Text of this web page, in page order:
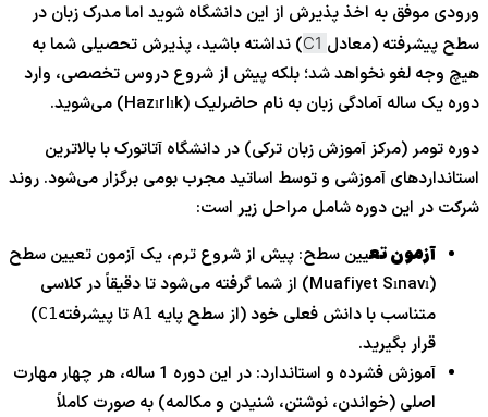
ورودی موفق به اخذ پذیرش از این دانشگاه شوید اما مدرک زبان در
سطح پیشرفته (معادل
) نداشته باشید، پذیرش تحصیلی شما به
هیچ وجه لغو نخواهد شد؛ بلکه پیش از شروع دروس تخصصی، وارد
دوره یک ساله آمادگی زبان به نام حاضرلیک (Hazırlık) می‌شوید.
دوره تومر (مرکز آموزش زبان ترکی) در دانشگاه آتاتورک با بالاترین
استانداردهای آموزشی و توسط اساتید مجرب بومی برگزار می‌شود. روند
شرکت در این دوره شامل مراحل زیر است:
آزمون تعیین سطح: پیش از شروع ترم، یک آزمون تعیین سطح
(Muafiyet Sınavı) از شما گرفته می‌شود تا دقیقاً در کلاسی
متناسب با دانش فعلی خود (از سطح پایه A1 تا پیشرفتهC1
)
قرار بگیرید.
آموزش فشرده و استاندارد: در این دوره 1 ساله، هر چهار مهارت
اصلی (خواندن، نوشتن، شنیدن و مکالمه) به صورت کاملاً